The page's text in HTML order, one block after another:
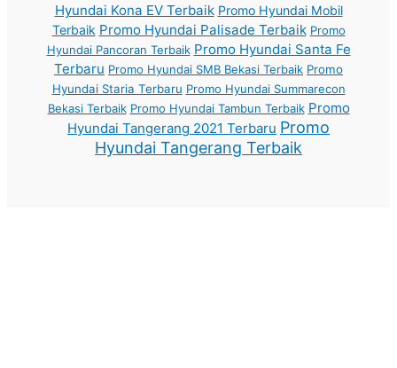
Hyundai Kona EV Terbaik Promo Hyundai Mobil
Terbaik Promo Hyundai Palisade Terbaik Promo
Hyundai Pancoran Terbaik Promo Hyundai Santa Fe
Terbaru Promo Hyundai SMB Bekasi Terbaik Promo
Hyundai Staria Terbaru Promo Hyundai Summarecon
Bekasi Terbaik Promo Hyundai Tambun Terbaik Promo
Hyundai Tangerang 2021 Terbaru Promo
Hyundai Tangerang Terbaik